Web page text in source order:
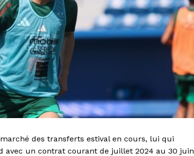
des transferts estival en cours, lui qui
avec un contrat courant de juillet 2024 au 30 juin